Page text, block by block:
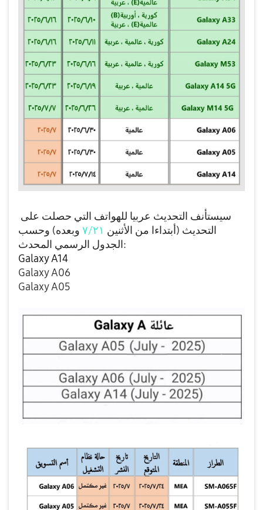
سيستأنف التحديث عربيا للهواتف التي حصلت على
التحديث (أبتداءا من الأثنين وبعده) وحسب
الجدول الرسمي المحدث:
Galaxy A14
Galaxy A06
Galaxy A05